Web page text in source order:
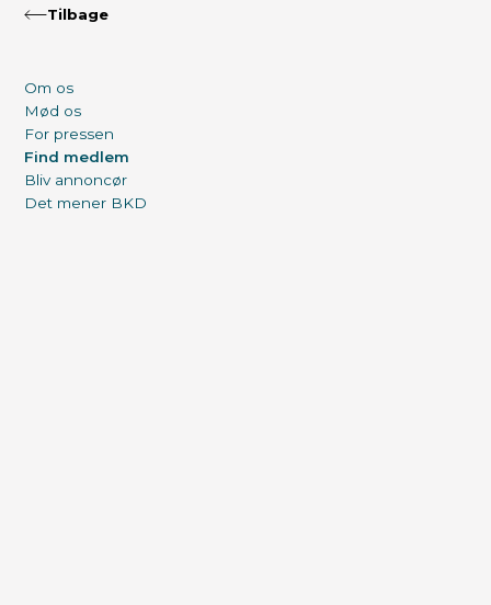
Tilbage
Om os
Mød os
For pressen
Find medlem
Bliv annoncør
Det mener BKD